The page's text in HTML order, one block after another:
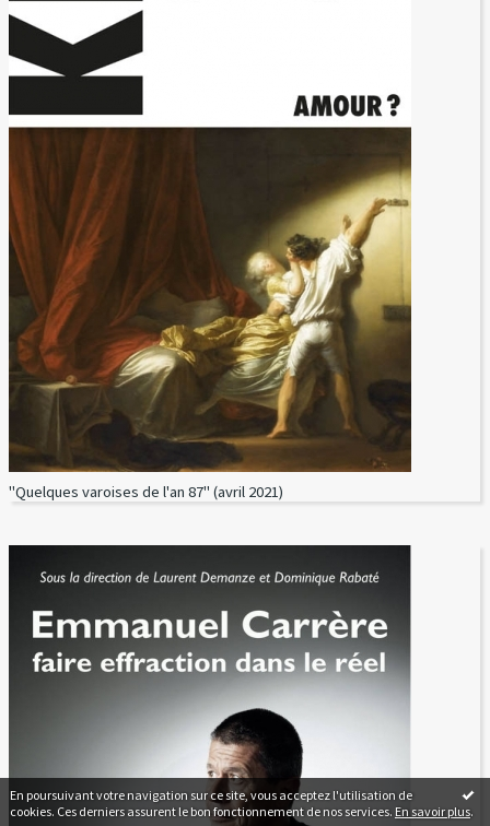
En poursuivant votre navigation sur ce site, vous acceptez l'utilisation de
cookies. Ces derniers assurent le bon fonctionnement de nos services. En savoir plus.
"Quelques varoises de l'an 87" (avril 2021)